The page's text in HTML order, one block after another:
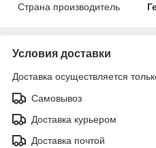
Страна производитель
Условия доставки
Доставка осуществляется
Самовывоз
Доставка курьером
Доставка почтой